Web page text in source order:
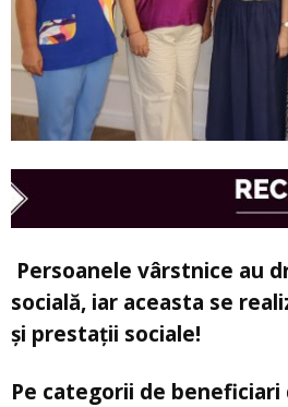
 Persoanele vârstnice au
socială, iar aceasta se
şi prestaţii sociale!
Pe categorii de